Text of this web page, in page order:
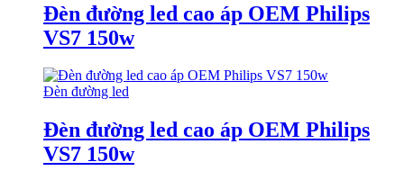
Đèn đường led cao áp OEM Philips
VS7 150w
Đèn đường led
Đèn đường led cao áp OEM Philips
VS7 150w